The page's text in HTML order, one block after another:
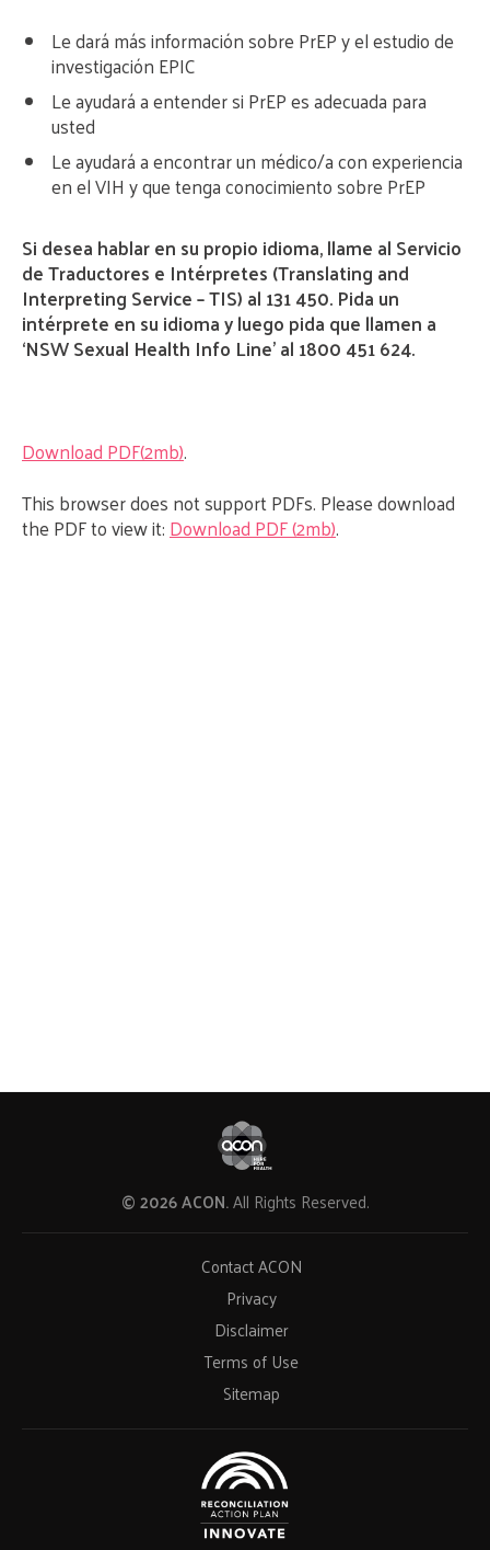
Le dará más información sobre PrEP y el estudio de
investigación EPIC
Le ayudará a entender si PrEP es adecuada para
usted
Le ayudará a encontrar un médico/a con experiencia
en el VIH y que tenga conocimiento sobre PrEP
Si desea hablar en su propio idioma, llame al Servicio
de Traductores e Intérpretes (Translating and
Interpreting Service – TIS) al 131 450. Pida un
intérprete en su idioma y luego pida que llamen a
‘NSW Sexual Health Info Line’ al 1800 451 624.
Download PDF(2mb).
This browser does not support PDFs. Please download
the PDF to view it:Download PDF (2mb).
© 2026 ACON.All Rights Reserved.
Contact ACON
Privacy
Disclaimer
Terms of Use
Sitemap